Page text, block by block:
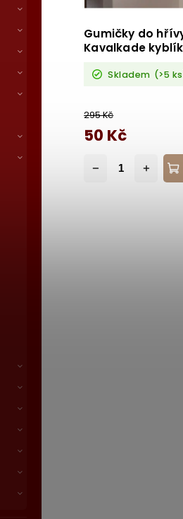
Gumičky do
Kavalkade
Skladem (>5
295 Kč
50 Kč